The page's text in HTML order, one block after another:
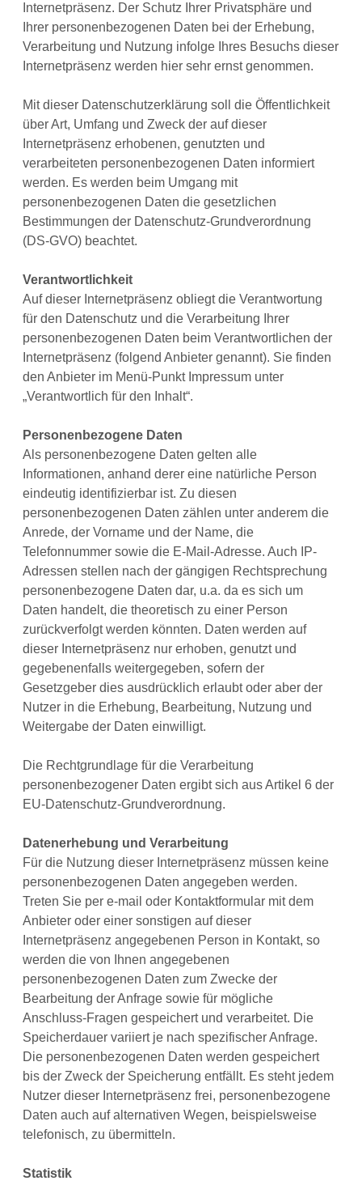
Internetpräsenz. Der Schutz Ihrer Privatsphäre und
Ihrer personenbezogenen Daten bei der Erhebung,
Verarbeitung und Nutzung infolge Ihres Besuchs dieser
Internetpräsenz werden hier sehr ernst genommen.
Mit dieser Datenschutzerklärung soll die Öffentlichkeit
über Art, Umfang und Zweck der auf dieser
Internetpräsenz erhobenen, genutzten und
verarbeiteten personenbezogenen Daten informiert
werden. Es werden beim Umgang mit
personenbezogenen Daten die gesetzlichen
Bestimmungen der Datenschutz-Grundverordnung
(DS-GVO) beachtet.
Verantwortlichkeit
Auf dieser Internetpräsenz obliegt die Verantwortung
für den Datenschutz und die Verarbeitung Ihrer
personenbezogenen Daten beim Verantwortlichen der
Internetpräsenz (folgend Anbieter genannt). Sie finden
den Anbieter im Menü-Punkt Impressum unter
„Verantwortlich für den Inhalt“.
Personenbezogene Daten
Als personenbezogene Daten gelten alle
Informationen, anhand derer eine natürliche Person
eindeutig identifizierbar ist. Zu diesen
personenbezogenen Daten zählen unter anderem die
Anrede, der Vorname und der Name, die
Telefonnummer sowie die E-Mail-Adresse. Auch IP-
Adressen stellen nach der gängigen Rechtsprechung
personenbezogene Daten dar, u.a. da es sich um
Daten handelt, die theoretisch zu einer Person
zurückverfolgt werden könnten. Daten werden auf
dieser Internetpräsenz nur erhoben, genutzt und
gegebenenfalls weitergegeben, sofern der
Gesetzgeber dies ausdrücklich erlaubt oder aber der
Nutzer in die Erhebung, Bearbeitung, Nutzung und
Weitergabe der Daten einwilligt.
Die Rechtgrundlage für die Verarbeitung
personenbezogener Daten ergibt sich aus Artikel 6 der
EU-Datenschutz-Grundverordnung.
Datenerhebung und Verarbeitung
Für die Nutzung dieser Internetpräsenz müssen keine
personenbezogenen Daten angegeben werden.
Treten Sie per e-mail oder Kontaktformular mit dem
Anbieter oder einer sonstigen auf dieser
Internetpräsenz angegebenen Person in Kontakt, so
werden die von Ihnen angegebenen
personenbezogenen Daten zum Zwecke der
Bearbeitung der Anfrage sowie für mögliche
Anschluss-Fragen gespeichert und verarbeitet. Die
Speicherdauer variiert je nach spezifischer Anfrage.
Die personenbezogenen Daten werden gespeichert
bis der Zweck der Speicherung entfällt. Es steht jedem
Nutzer dieser Internetpräsenz frei, personenbezogene
Daten auch auf alternativen Wegen, beispielsweise
telefonisch, zu übermitteln.
Statistik